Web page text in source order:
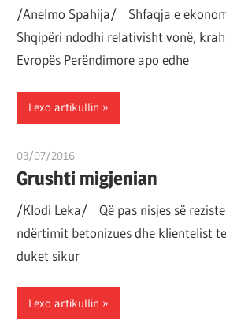
/Anelmo Spahija/ Shfaqja e
Shqipëri ndodhi relativisht vonë,
Evropës Perëndimore apo edhe
Lexo artikullin
03/07/2016
Grushti migjenian
/Klodi Leka/ Që pas nisjes së
ndërtimit betonizues dhe klientelist
duket sikur
Lexo artikullin